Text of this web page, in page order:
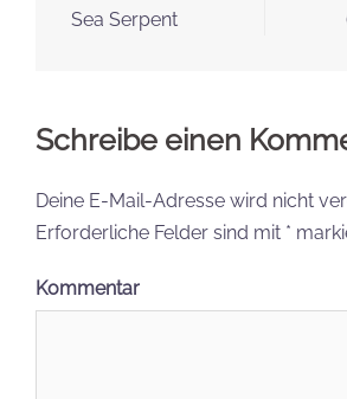
Sea Serpent
Schreibe einen
Deine E-Mail-Adresse wird nicht
Erforderliche Felder sind mit *
Kommentar